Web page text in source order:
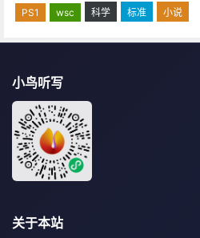
PS1
wsc 科学 标准 小说
小鸟听写
关于本站